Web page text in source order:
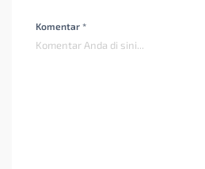
Komentar *